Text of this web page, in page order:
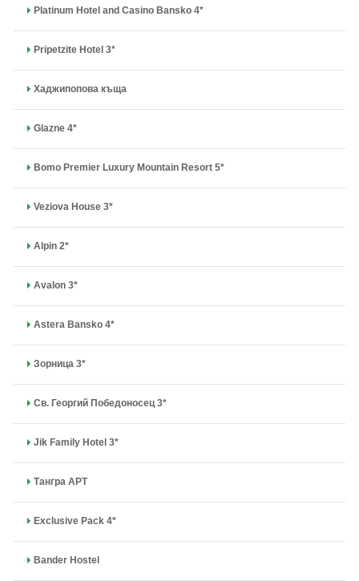
Platinum Hotel and Casino Bansko 4*
Pripetzite Hotel 3*
Хаджипопова къща
Glazne 4*
Bomo Premier Luxury Mountain Resort 5*
Veziova House 3*
Alpin 2*
Avalon 3*
Astera Bansko 4*
Зорница 3*
Св. Георгий Победоносец 3*
Jik Family Hotel 3*
Тангра APT
Exclusive Pack 4*
Bander Hostel